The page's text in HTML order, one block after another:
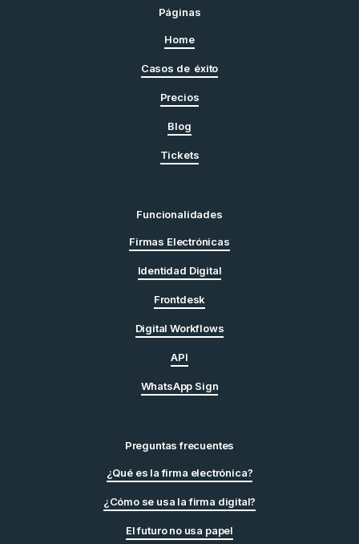
Páginas
Home
Casos de éxito
Precios
Blog
Tickets
Funcionalidades
Firmas Electrónicas
Identidad Digital
Frontdesk
Digital Workflows
API
WhatsApp Sign
Preguntas frecuentes
¿Qué es la firma electrónica?
¿Cómo se usa la firma digital?
El futuro no usa papel